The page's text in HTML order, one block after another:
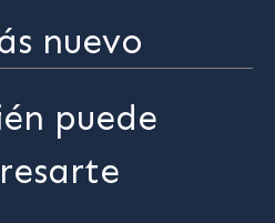
nuevo
puede